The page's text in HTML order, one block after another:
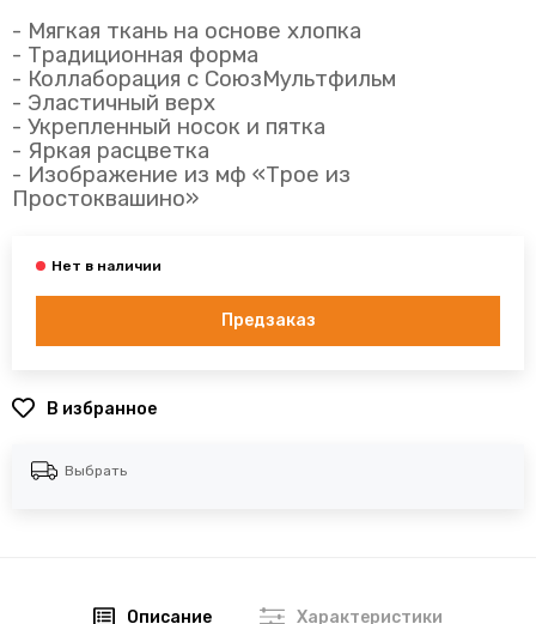
- Мягкая ткань на основе хлопка
- Традиционная форма
- Коллаборация с СоюзМультфильм
- Эластичный верх
- Укрепленный носок и пятка
- Яркая расцветка
- Изображение из мф «Трое из
Простоквашино»
Предзаказ
В избранное
Выбрать
Описание Характеристики